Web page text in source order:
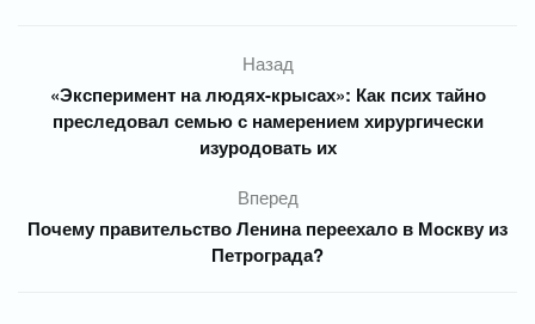
Назад
«Эксперимент на людях-крысах»: Как псих тайно
преследовал семью с намерением хирургически
изуродовать их
Вперед
Почему правительство Ленина переехало в Москву из
Петрограда?